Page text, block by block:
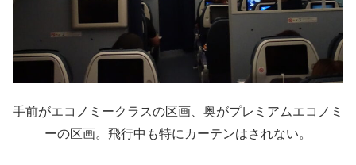
手前がエコノミークラスの区画、奥がプレミアムエコノミ
ーの区画。飛行中も特にカーテンはされない。